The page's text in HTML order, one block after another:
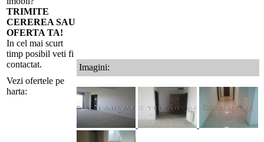
Imagini:
TRIMITE
CEREREA SAU
OFERTA TA!
In cel mai scurt
timp posibil veti fi
contactat.
Vezi ofertele pe
harta: